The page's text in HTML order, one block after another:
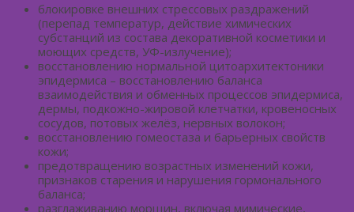
блокировке внешних стрессовых раздражений
(перепад температур, действие химических
субстанций из состава декоративной косметики и
моющих средств, УФ-излучение);
восстановлению нормальной цитоархитектоники
эпидермиса – восстановлению баланса
взаимодействия и обменных процессов эпидермиса,
дермы, подкожно-жировой клетчатки, кровеносных
сосудов, потовых желёз, нервных волокон;
восстановлению гомеостаза и барьерных свойств
кожи;
предотвращению возрастных изменений кожи,
признаков старения и нарушения гормонального
баланса;
разглаживанию морщин, включая мимические,